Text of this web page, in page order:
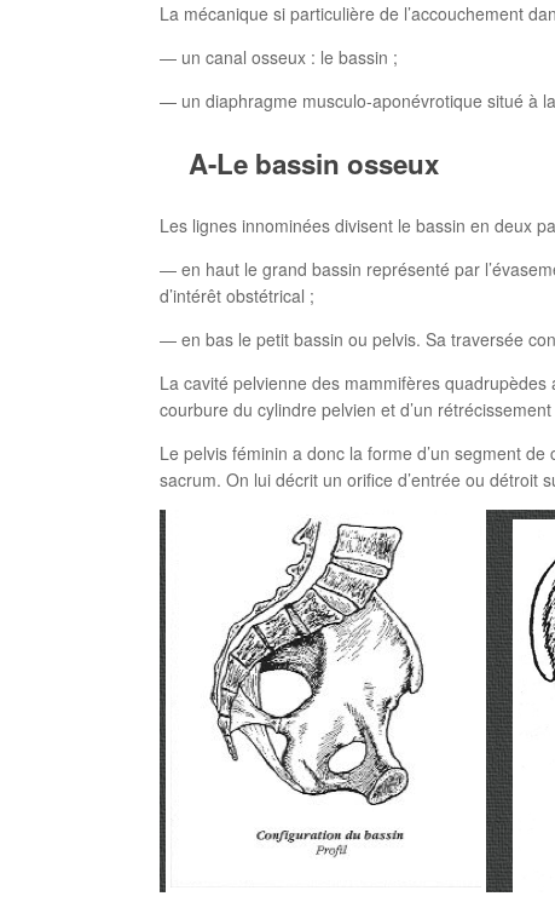
La mécanique si particulière de l’accouchement
— un canal osseux : le bassin ;
— un diaphragme musculo-aponévrotique situé à
A-Le bassin osseux
Les lignes innominées divisent le bassin en deux
— en haut le grand bassin représenté par
d’intérêt obstétrical ;
— en bas le petit bassin ou pelvis. Sa traversée
La cavité pelvienne des mammifères quadrupèdes
courbure du cylindre pelvien et d’un
Le pelvis féminin a donc la forme d’un segment
sacrum. On lui décrit un orifice d’entrée ou détroit